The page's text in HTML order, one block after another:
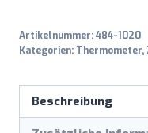
Artikelnummer:484-1020
Kategorien: Thermometer,
Beschreibung